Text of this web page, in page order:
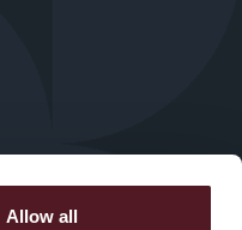
Allow all